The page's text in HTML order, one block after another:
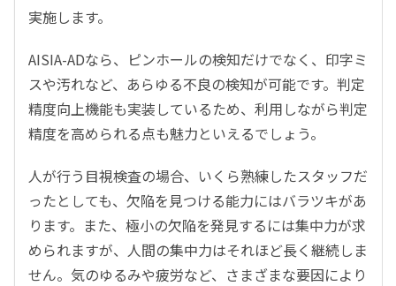
実施します。
AISIA-ADなら、ピンホールの検知だけでなく、印字ミ
スや汚れなど、あらゆる不良の検知が可能です。判定
精度向上機能も実装しているため、利用しながら判定
精度を高められる点も魅力といえるでしょう。
人が行う目視検査の場合、いくら熟練したスタッフだ
ったとしても、欠陥を見つける能力にはバラツキがあ
ります。また、極小の欠陥を発見するには集中力が求
められますが、人間の集中力はそれほど長く継続しま
せん。気のゆるみや疲労など、さまざまな要因により